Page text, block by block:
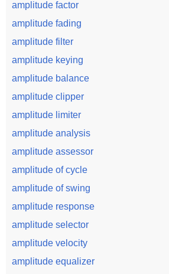
amplitude factor
amplitude fading
amplitude filter
amplitude keying
amplitude balance
amplitude clipper
amplitude limiter
amplitude analysis
amplitude assessor
amplitude of cycle
amplitude of swing
amplitude response
amplitude selector
amplitude velocity
amplitude equalizer